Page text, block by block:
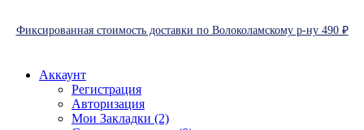
Фиксированная стоимость доставки по Волоколамскому р-ну 490 ₽
Аккаунт
Регистрация
Авторизация
Мои Закладки (2)